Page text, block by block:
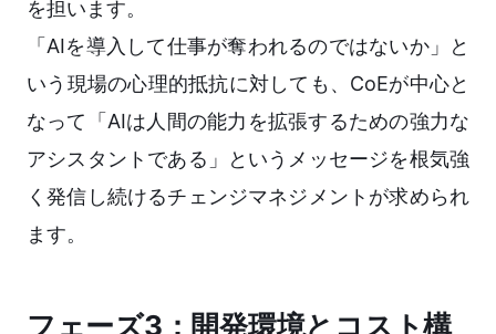
を担います。
「AIを導入して仕事が奪われるのではないか」と
いう現場の心理的抵抗に対しても、CoEが中心と
なって「AIは人間の能力を拡張するための強力な
アシスタントである」というメッセージを根気強
く発信し続けるチェンジマネジメントが求められ
ます。
フェーズ3：開発環境とコスト構